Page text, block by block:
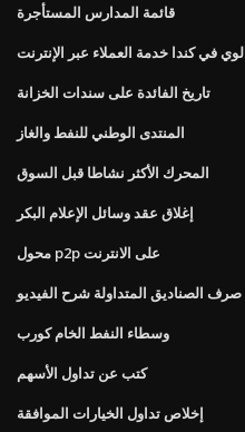
قائمة المدارس المستأجرة
لوي في كندا خدمة العملاء عبر الإنترنت
تاريخ الفائدة على سندات الخزانة
المنتدى الوطني للنفط والغاز
المحرك الأكثر نشاطا قبل السوق
إغلاق عقد وسائل الإعلام البكر
محول p2p على الانترنت
صرف الصناديق المتداولة شرح الفيديو
وسطاء النفط الخام كورب
كتب عن تداول الأسهم
إخلاص تداول الخيارات الموافقة